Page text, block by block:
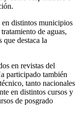
distintos municipios
de aguas,
que destaca la
en revistas del
participado también
tanto nacionales
en distintos cursos y
de posgrado